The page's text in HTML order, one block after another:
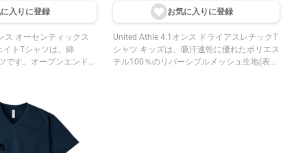
入りに登録
ス オーセンティックス
イトTシャツは、綿
です。オープンエンド
バインダー始末で、縫
びや型崩れを防ぎま
ーロック始末で、ほつ
お気に入りに登録
United Athle 4.1オンス ドライアスレチックT
シャツ キッズは、吸汗速乾に優れたポリエス
テル100％のリバーシブルメッシュ生地(表フ